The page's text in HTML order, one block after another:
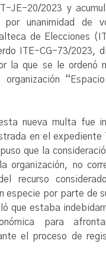
JE-20/2023 y
por unanimidad de
de Elecciones
ITE-CG-73/2023,
la que se le ordenó
nueva multa fue
en el
que la
organización, no
recurso
especie por parte de
que estaba
para
el proceso de